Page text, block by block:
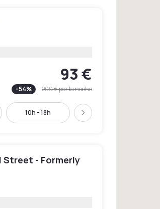
93 €
-54% 200 €por la noche
10h - 18h Siguiente
Street - Formerly